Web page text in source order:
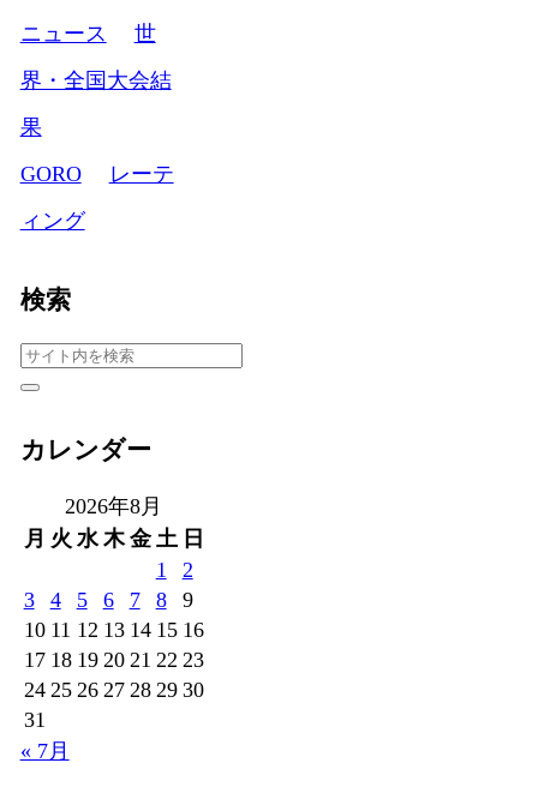
ニュース
世
界・全国大会結
果
GORO
レーテ
ィング
検索
カレンダー
2026年8月
月 火 水 木 金 土 日
1
2
3
4 5 6 7 8
9
10 11 12 13 14 15 16
17 18 19 20 21 22 23
24 25 26 27 28 29 30
31
« 7月